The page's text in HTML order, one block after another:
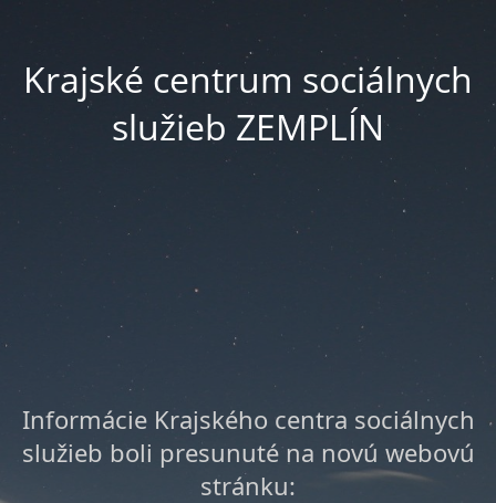
Krajské centrum sociálnych
služieb ZEMPLÍN
Informácie Krajského centra sociálnych
služieb boli presunuté na novú webovú
stránku: